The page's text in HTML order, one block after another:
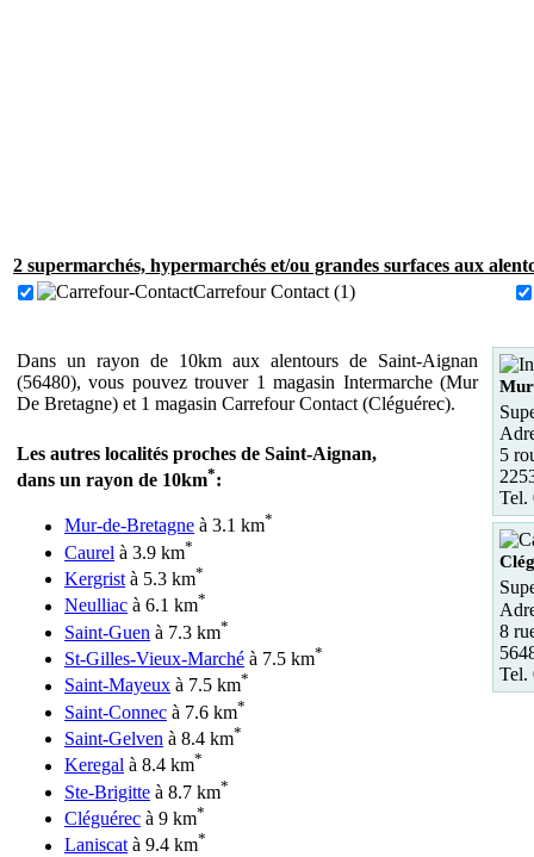
2 supermarchés, hypermarchés et/ou grandes surfaces aux
Carrefour Contact (1)
Dans un rayon de 10km aux alentours de Saint-Aignan
(56480), vous pouvez trouver 1 magasin Intermarche (Mur
De Bretagne) et 1 magasin Carrefour Contact (Cléguérec).
Les autres localités proches de Saint-Aignan,
dans un rayon de 10km*:
Mur-de-Bretagne à 3.1 km*
Caurel à 3.9 km*
Kergrist à 5.3 km*
Neulliac à 6.1 km*
Saint-Guen à 7.3 km*
St-Gilles-Vieux-Marché à 7.5 km*
Saint-Mayeux à 7.5 km*
Saint-Connec à 7.6 km*
Saint-Gelven à 8.4 km*
Keregal à 8.4 km*
Ste-Brigitte à 8.7 km*
Cléguérec à 9 km*
Laniscatà 9.4 km*
Mur
5
Tel.
8
Tel.